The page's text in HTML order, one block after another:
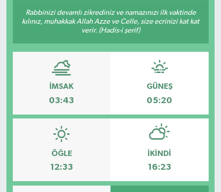
Rabbinizi devamlı zikrediniz ve namazınızı ilk vaktinde
kılınız, muhakkak Allah Azze ve Celle, size ecrinizi kat kat
verir. (Hadis-i şerif)
İMSAK
03:43
GÜNEŞ
05:20
ÖĞLE
12:33
İKINDI
16:23